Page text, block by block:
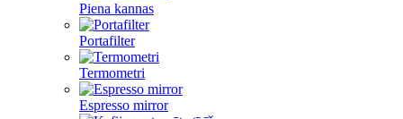
Piena kannas
Portafilter
Termometri
Espresso mirror